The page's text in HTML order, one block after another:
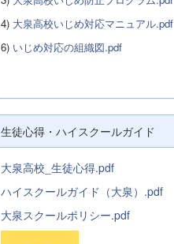
4) 大泉高校いじめ対応マニュアル.pdf
6) いじめ対応の組織図.pdf
生徒心得・ハイスクールガイド
大泉高校_生徒心得.pdf
ハイスクールガイド（大泉）.pdf
大泉スクールポリシー.pdf